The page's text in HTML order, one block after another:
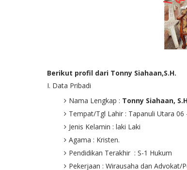
Berikut profil dari Tonny Siahaan,S.H.
I. Data Pribadi
Nama Lengkap : Tonny Siahaan,
Tempat/Tgl Lahir : Tapanuli Utara 06
Jenis Kelamin : laki Laki
Agama : Kristen.
Pendidikan Terakhir : S-1 Hukum
Pekerjaan : Wirausaha dan Advokat/